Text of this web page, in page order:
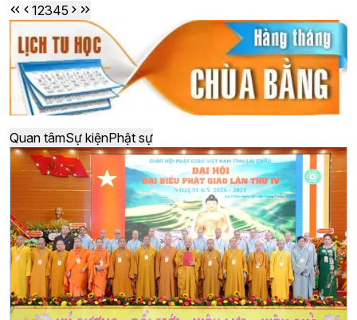
12345
Quan tâmSự kiệnPhật sự